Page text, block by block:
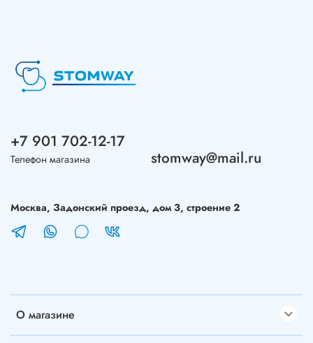
О магазине
+7 901 702-12-17
Телефон магазина stomway@mail.ru
Москва, Задонский проезд, дом 3, строение 2